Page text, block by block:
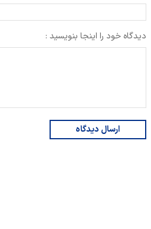
دیدگاه خود را اینجا بنویسید :
ارسال دیدگاه